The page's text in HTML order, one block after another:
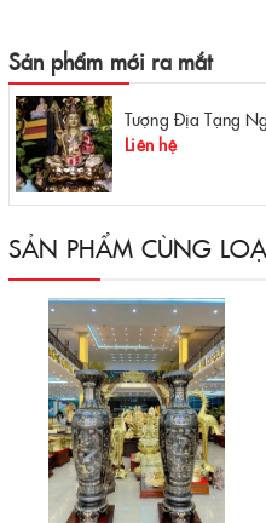
Sản phẩm mới ra mắt
Tượng Địa Tạng
Liên hệ
SẢN PHẨM CÙNG